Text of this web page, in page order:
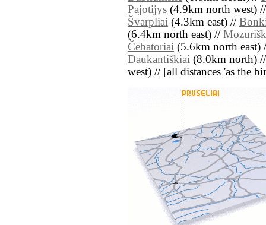
Pajotijys (4.9km north west)
Švarpliai (4.3km east) //
(6.4km north east) //
Čebatoriai (5.6km north east)
Daukantiškiai (8.0km north)
west) // [all distances 'as the